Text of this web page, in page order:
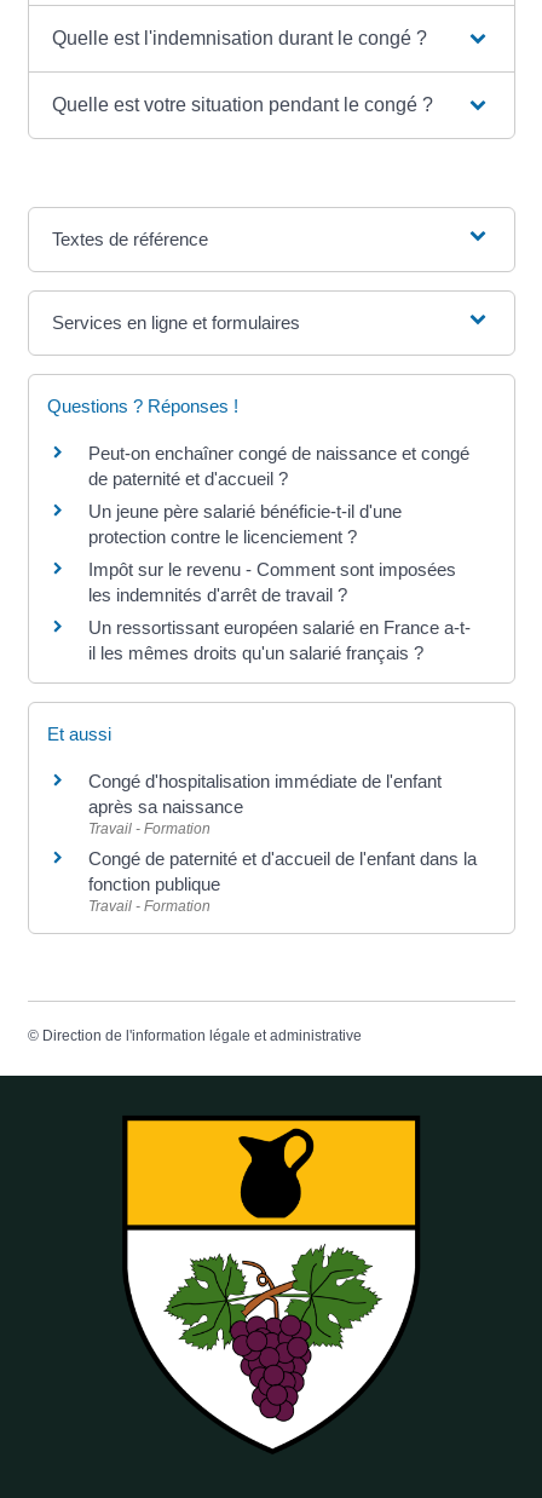
Quelle est l'indemnisation durant le congé ?
Quelle est votre situation pendant le congé ?
Textes de référence
Services en ligne et formulaires
Questions ? Réponses !
Peut-on enchaîner congé de naissance et congé
de paternité et d'accueil ?
Un jeune père salarié bénéficie-t-il d'une
protection contre le licenciement ?
Impôt sur le revenu - Comment sont imposées
les indemnités d'arrêt de travail ?
Un ressortissant européen salarié en France a-t-
il les mêmes droits qu'un salarié français ?
Et aussi
Congé d'hospitalisation immédiate de l'enfant
après sa naissance
Travail - Formation
Congé de paternité et d'accueil de l'enfant dans la
fonction publique
Travail - Formation
© Direction de l'information légale et administrative